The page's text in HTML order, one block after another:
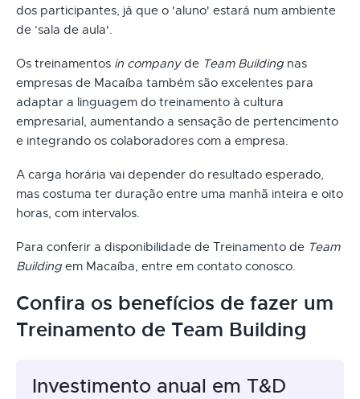
dos participantes, já que o 'aluno' estará num ambiente
de ‘sala de aula'.
Os treinamentos in companyde Team Building nas
empresas de Macaíba também são excelentes para
adaptar a linguagem do treinamento à cultura
empresarial, aumentando a sensação de pertencimento
e integrando os colaboradores com a empresa.
A carga horária vai depender do resultado esperado,
mas costuma ter duração entre uma manhã inteira e oito
horas, com intervalos.
Para conferir a disponibilidade de Treinamento de Team
Building em Macaíba, entre em contato conosco.
Confira os benefícios de fazer um
Treinamento de Team Building
Investimento anual em T&D